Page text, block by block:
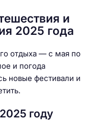
и
2025 года
отдыха — с мая по
и погода
новые фестивали и
году